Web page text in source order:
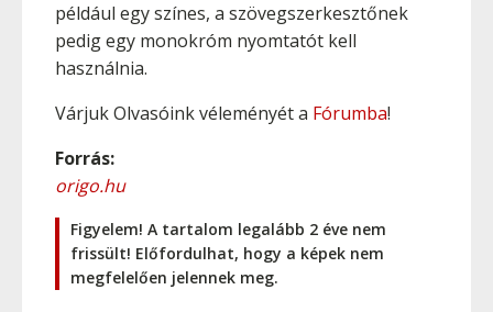
például egy színes, a szövegszerkesztőnek
pedig egy monokróm nyomtatót kell
használnia.
Várjuk Olvasóink véleményét a Fórumba!
Forrás:
origo.hu
Figyelem! A tartalom legalább 2 éve nem
frissült! Előfordulhat, hogy a képek nem
megfelelően jelennek meg.